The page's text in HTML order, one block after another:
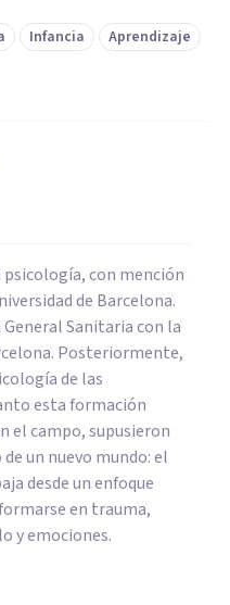
Infancia
Aprendizaje
psicología, con mención
de Barcelona.
Sanitaria con la
Posteriormente,
de las
esta formación
el campo, supusieron
un nuevo mundo: el
desde un enfoque
en trauma,
y emociones.